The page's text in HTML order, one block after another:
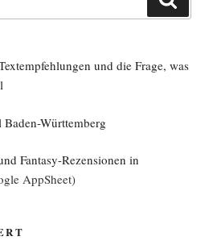
und die Frage, was
Württemberg
Fantasy-Rezensionen in
AppSheet)